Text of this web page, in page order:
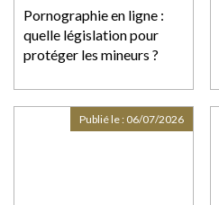
Pornographie en ligne :
quelle législation pour
protéger les mineurs ?
Publié le : 06/07/2026